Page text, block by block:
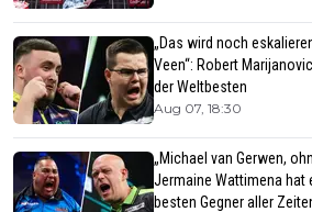
„Das wird noch
Veen“: Robert
der Weltbesten
Aug 07, 18:30
„Michael van Gerwen,
Jermaine Wattimena hat
besten Gegner aller